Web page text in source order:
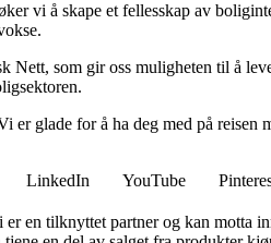
vi å skape et fellesskap av
Nett, som gir oss muligheten til å
glade for å ha deg med på reisen
LinkedIn YouTube
en tilknyttet partner og kan motta